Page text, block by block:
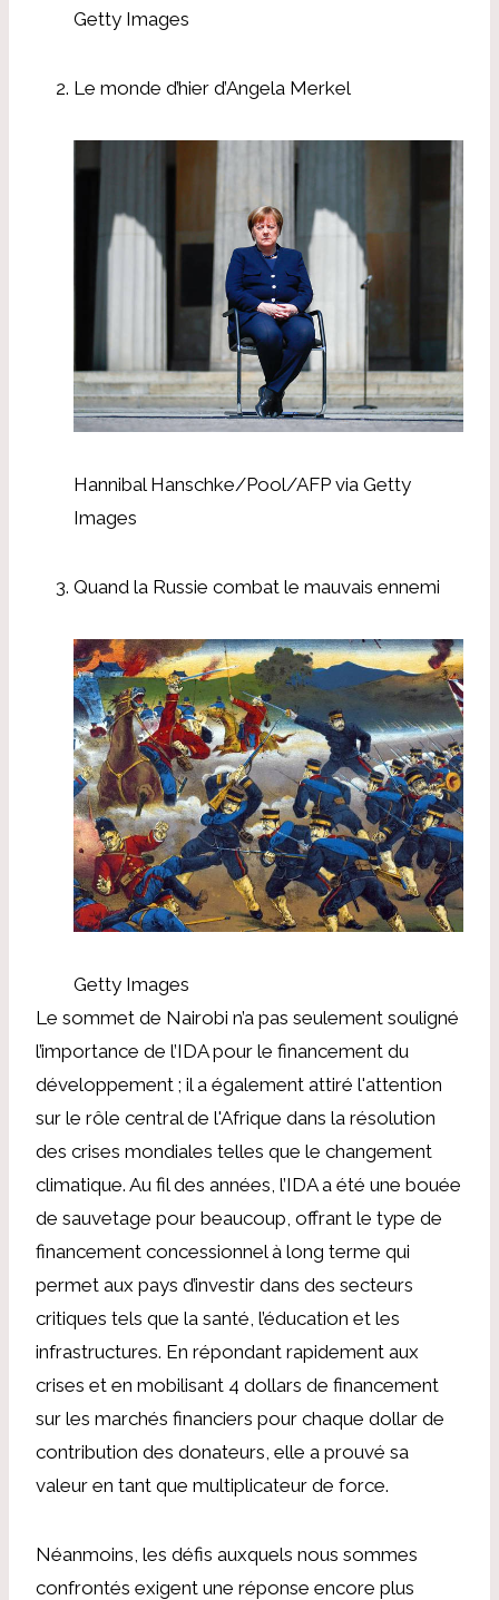
Getty Images
Le monde d’hier d’Angela Merkel
Hannibal Hanschke/Pool/AFP via Getty
Images
Quand la Russie combat le mauvais ennemi
Getty Images
Le sommet de Nairobi n’a pas seulement souligné
l’importance de l’IDA pour le financement du
développement ; il a également attiré l'attention
sur le rôle central de l'Afrique dans la résolution
des crises mondiales telles que le changement
climatique. Au fil des années, l’IDA a été une bouée
de sauvetage pour beaucoup, offrant le type de
financement concessionnel à long terme qui
permet aux pays d’investir dans des secteurs
critiques tels que la santé, l’éducation et les
infrastructures. En répondant rapidement aux
crises et en mobilisant 4 dollars de financement
sur les marchés financiers pour chaque dollar de
contribution des donateurs, elle a prouvé sa
valeur en tant que multiplicateur de force.
Néanmoins, les défis auxquels nous sommes
confrontés exigent une réponse encore plus